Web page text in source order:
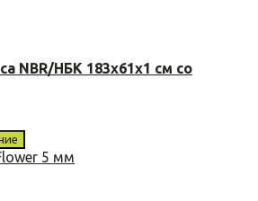
NBR/НБК 183х61х1 см со